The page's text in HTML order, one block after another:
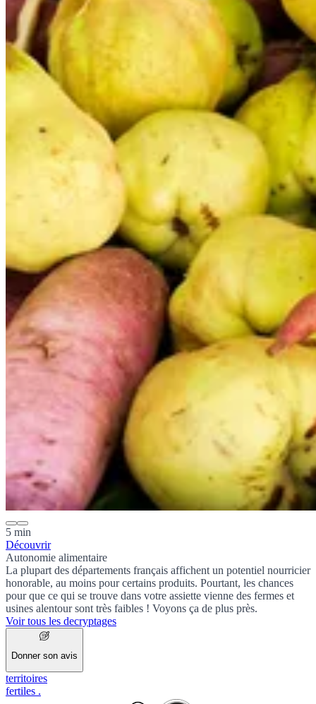
5 min
Découvrir
Autonomie alimentaire
La plupart des départements français affichent un potentiel nourricier
honorable, au moins pour certains produits. Pourtant, les chances
pour que ce qui se trouve dans votre assiette vienne des fermes et
usines alentour sont très faibles ! Voyons ça de plus près.
Voir tous les decryptages
Donner son avis
territoires
fertiles .